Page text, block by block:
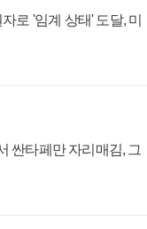
로 '임계 상태' 도달, 미
싼타페만 자리매김, 그